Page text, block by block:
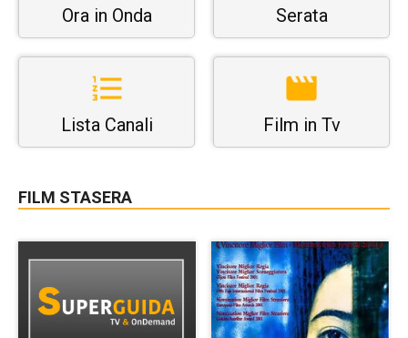
Ora in Onda Serata
Lista Canali Film in Tv
FILM STASERA